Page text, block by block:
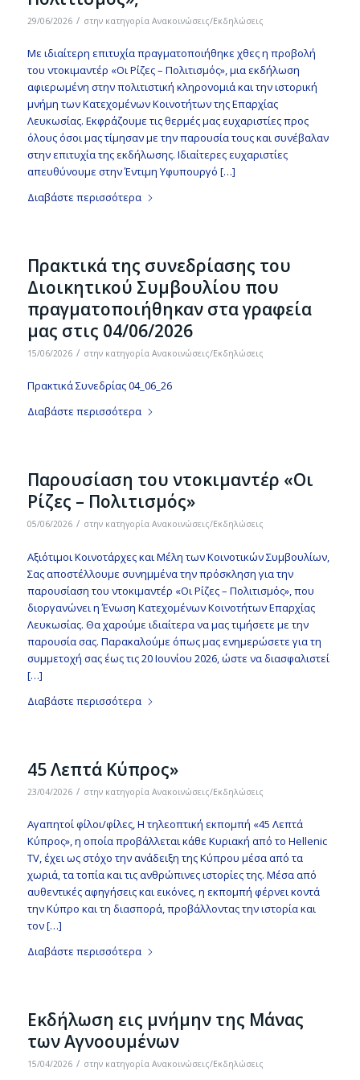
29/06/2026 / στην κατηγορία Ανακοινώσεις/Εκδηλώσεις
Με ιδιαίτερη επιτυχία πραγματοποιήθηκε χθες η προβολή
του ντοκιμαντέρ «Οι Ρίζες – Πολιτισμός», μια εκδήλωση
αφιερωμένη στην πολιτιστική κληρονομιά και την ιστορική
μνήμη των Κατεχομένων Κοινοτήτων της Επαρχίας
Λευκωσίας. Εκφράζουμε τις θερμές μας ευχαριστίες προς
όλους όσοι μας τίμησαν με την παρουσία τους και συνέβαλαν
στην επιτυχία της εκδήλωσης. Ιδιαίτερες ευχαριστίες
απευθύνουμε στην Έντιμη Υφυπουργό […]
Διαβάστε περισσότερα
Πρακτικά της συνεδρίασης του
Διοικητικού Συμβουλίου που
πραγματοποιήθηκαν στα γραφεία
μας στις 04/06/2026
15/06/2026 / στην κατηγορία Ανακοινώσεις/Εκδηλώσεις
Πρακτικά Συνεδρίας 04_06_26
Διαβάστε περισσότερα
Παρουσίαση του ντοκιμαντέρ «Οι
Ρίζες – Πολιτισμός»
05/06/2026 / στην κατηγορία Ανακοινώσεις/Εκδηλώσεις
Αξιότιμοι Κοινοτάρχες και Μέλη των Κοινοτικών Συμβουλίων,
Σας αποστέλλουμε συνημμένα την πρόσκληση για την
παρουσίαση του ντοκιμαντέρ «Οι Ρίζες – Πολιτισμός», που
διοργανώνει η Ένωση Κατεχομένων Κοινοτήτων Επαρχίας
Λευκωσίας. Θα χαρούμε ιδιαίτερα να μας τιμήσετε με την
παρουσία σας. Παρακαλούμε όπως μας ενημερώσετε για τη
συμμετοχή σας έως τις 20 Ιουνίου 2026, ώστε να διασφαλιστεί
[…]
Διαβάστε περισσότερα
45 Λεπτά Κύπρος»
23/04/2026 / στην κατηγορία Ανακοινώσεις/Εκδηλώσεις
Αγαπητοί φίλοι/φίλες, Η τηλεοπτική εκπομπή «45 Λεπτά
Κύπρος», η οποία προβάλλεται κάθε Κυριακή από το Hellenic
TV, έχει ως στόχο την ανάδειξη της Κύπρου μέσα από τα
χωριά, τα τοπία και τις ανθρώπινες ιστορίες της. Μέσα από
αυθεντικές αφηγήσεις και εικόνες, η εκπομπή φέρνει κοντά
την Κύπρο και τη διασπορά, προβάλλοντας την ιστορία και
τον […]
Διαβάστε περισσότερα
Εκδήλωση εις μνήμην της Μάνας
των Αγνοουμένων
15/04/2026 / στην κατηγορία Ανακοινώσεις/Εκδηλώσεις